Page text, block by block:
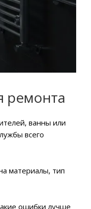
ремонта
ванны или
всего
материалы, тип
ошибки лучше